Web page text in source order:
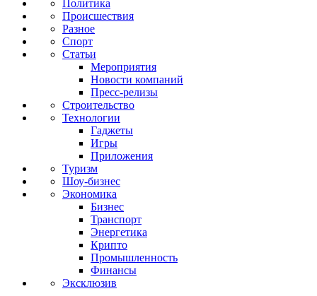
Политика
Происшествия
Разное
Спорт
Статьи
Мероприятия
Новости компаний
Пресс-релизы
Строительство
Технологии
Гаджеты
Игры
Приложения
Туризм
Шоу-бизнес
Экономика
Бизнес
Транспорт
Энергетика
Крипто
Промышленность
Финансы
Эксклюзив